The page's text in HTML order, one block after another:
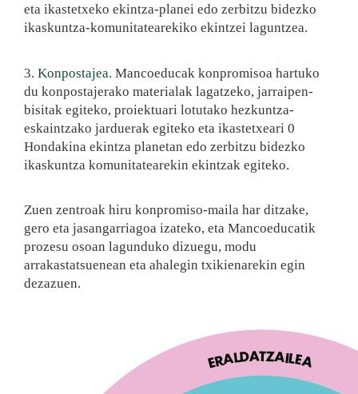
eta ikastetxeko ekintza-planei edo zerbitzu bidezko
ikaskuntza-komunitatearekiko ekintzei laguntzea.
3. Konpostajea. Mancoeducak konpromisoa hartuko
du konpostajerako materialak lagatzeko, jarraipen-
bisitak egiteko, proiektuari lotutako hezkuntza-
eskaintzako jarduerak egiteko eta ikastetxeari 0
Hondakina ekintza planetan edo zerbitzu bidezko
ikaskuntza komunitatearekin ekintzak egiteko.
Zuen zentroak hiru konpromiso-maila har ditzake,
gero eta jasangarriagoa izateko, eta Mancoeducatik
prozesu osoan lagunduko dizuegu, modu
arrakastatsuenean eta ahalegin txikienarekin egin
dezazuen.